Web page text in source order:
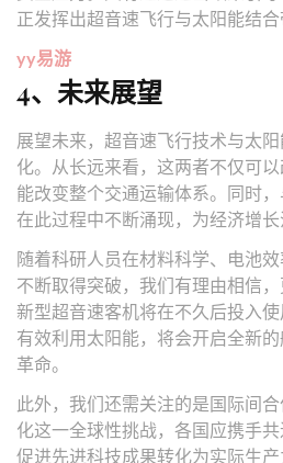
正发挥出超音速飞行与太阳能结合
yy易游
4、未来展望
展望未来，超音速飞行技术与太
化。从长远来看，这两者不仅可
能改变整个交通运输体系。同时
在此过程中不断涌现，为经济增长
随着科研人员在材料科学、电池
不断取得突破，我们有理由相信
新型超音速客机将在不久后投入
有效利用太阳能，将会开启全新
革命。
此外，我们还需关注的是国际间
化这一全球性挑战，各国应携手
促进先进科技成果转化为实际生